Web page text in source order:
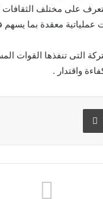
على مختلف الثقافات
عملياتية معقدة بما
التى تنفذها القوات
واقتدار .
البريد طباعة